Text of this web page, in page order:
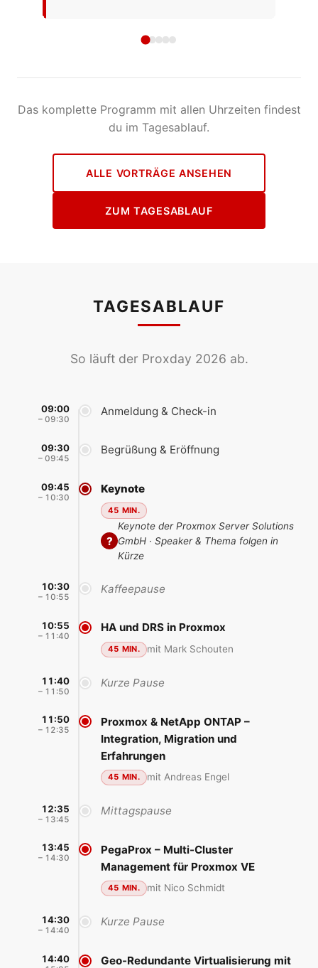
Das komplette Programm mit allen Uhrzeiten findest
du im Tagesablauf.
ALLE VORTRÄGE ANSEHEN
ZUM TAGESABLAUF
TAGESABLAUF
So läuft der Proxday 2026 ab.
09:00
– 09:30
Anmeldung & Check-in
09:30
– 09:45
Begrüßung & Eröffnung
09:45
– 10:30
Keynote
45 MIN.
?
Keynote der Proxmox Server Solutions
GmbH · Speaker & Thema folgen in
Kürze
10:30
– 10:55
Kaffeepause
10:55
– 11:40
HA und DRS in Proxmox
45 MIN. mit Mark Schouten
11:40
– 11:50
Kurze Pause
11:50
– 12:35
Proxmox & NetApp ONTAP –
Integration, Migration und
Erfahrungen
45 MIN. mit Andreas Engel
12:35
– 13:45
Mittagspause
13:45
– 14:30
PegaProx – Multi-Cluster
Management für Proxmox VE
45 MIN. mit Nico Schmidt
14:30
– 14:40
Kurze Pause
14:40 Geo-Redundante Virtualisierung mit